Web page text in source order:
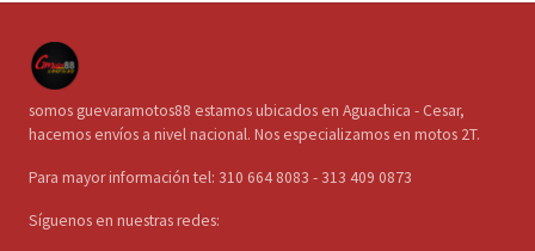
somos guevaramotos88 estamos ubicados en Aguachica - Cesar,
hacemos envíos a nivel nacional. Nos especializamos en motos 2T.
Para mayor información tel: 310 664 8083 - 313 409 0873
Síguenos en nuestras redes: